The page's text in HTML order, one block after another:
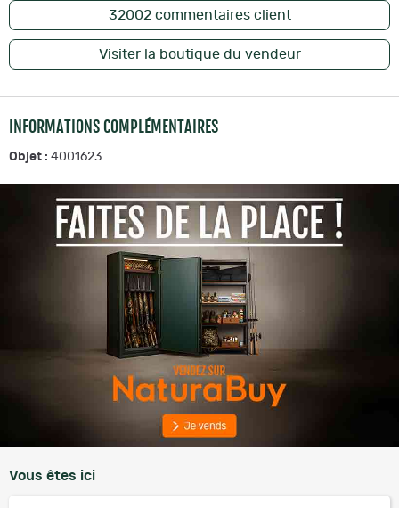
32002commentaires client
Visiter la boutique du vendeur
INFORMATIONS COMPLÉMENTAIRES
Objet : 4001623
Vous êtes ici